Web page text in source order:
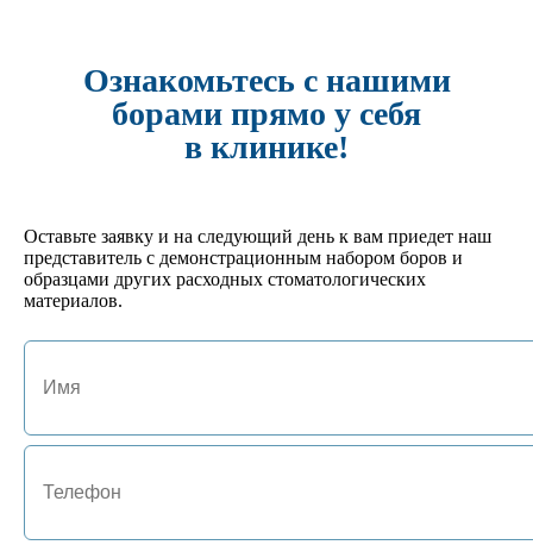
+
Кол-во:
+
702 руб.
Кол-во:
арт. JA-01125-HM
№1 Подставка под боры FG/RA на 10 инструментов
Ознакомьтесь с нашими
борами прямо у себя
в клинике!
Оставьте заявку и на следующий день к вам приедет наш
представитель с демонстрационным набором боров и
образцами других расходных стоматологических
материалов.